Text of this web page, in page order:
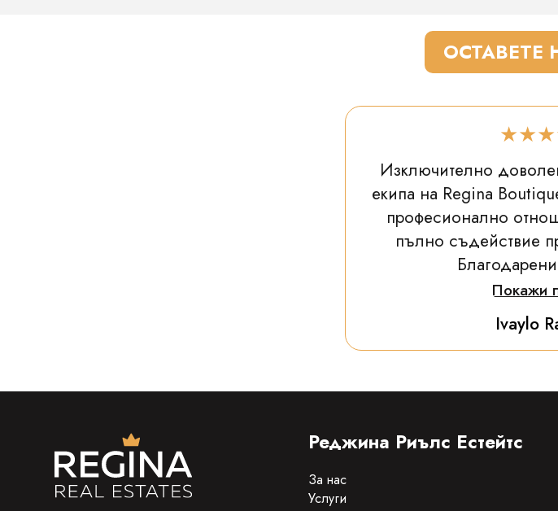
ОСТАВЕТЕ
Изключително
екипа на Regina
професионално
пълно съдействие
Покажи
Ivaylo
Реджина Риълс Естейтс
За нас
Услуги